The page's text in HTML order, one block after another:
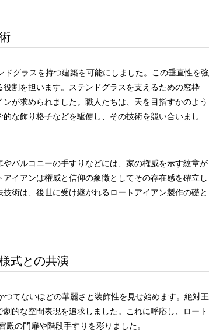
グラスを持つ建築を可能にしました。この垂直性を強
割を担います。ステンドグラスを支えるための窓枠
が求められました。職人たちは、天を目指すかのよう
な飾り格子などを駆使し、その技術を競い合いまし
バルコニーの手すりなどには、家の権威を示す紋章が
イアンは権威と信仰の象徴としてその存在感を確立し
術は、後世に受け継がれるロートアイアン製作の礎と
式との共演
てないほどの華麗さと装飾性を見せ始めます。絶対王
的な空間表現を追求しました。これに呼応し、ロート
の門扉や階段手すりを彩りました。